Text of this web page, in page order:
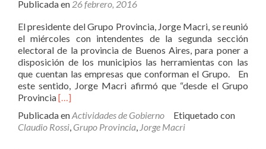
Publicada en 26 febrero, 2016
El presidente del Grupo Provincia, Jorge Macri, se reunió
el miércoles con intendentes de la segunda sección
electoral de la provincia de Buenos Aires, para poner a
disposición de los municipios las herramientas con las
que cuentan las empresas que conforman el Grupo. En
este sentido, Jorge Macri afirmó que “desde el Grupo
ProvinciaLeer
Macri
se
[…]
Publicada enActividades de Gobierno
Etiquetado con
Claudio Rossi, Grupo Provincia, Jorge Macri